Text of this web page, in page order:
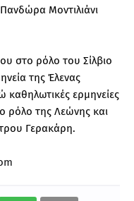
Μοντιλιάνι
στο ρόλο του Σίλβιο
της Έλενας
ερμηνείες
ρόλο της Λεώνης και
Γερακάρη.